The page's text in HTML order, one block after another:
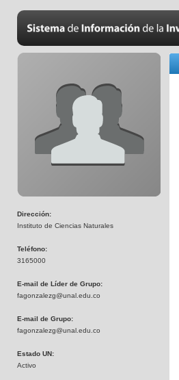
Dirección:
Instituto de Ciencias Naturales
Teléfono:
3165000
E-mail de Líder de Grupo:
fagonzalezg@unal.edu.co
E-mail de Grupo:
fagonzalezg@unal.edu.co
Estado UN:
Activo